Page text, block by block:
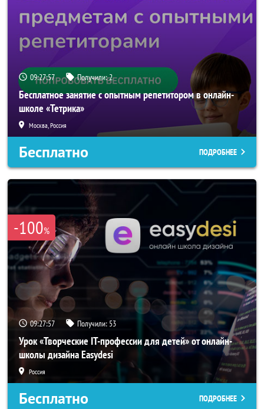
09:27:57 Получили:2
Бесплатное занятие с опытным репетитором в онлайн-
школе «Тетрика»
Москва, Россия
Бесплатно ПОДРОБНЕЕ
-100%
09:27:57 Получили: 53
Урок «Творческие IT-профессии для детей» от онлайн-
школы дизайна Easydesi
Россия
Бесплатно ПОДРОБНЕЕ